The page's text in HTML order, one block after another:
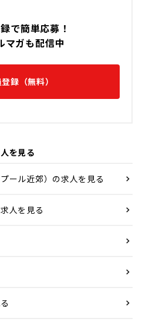
で簡単応募！
マガも配信中
録（無料）
を見る
ール近郊）の求人を見る
人を見る